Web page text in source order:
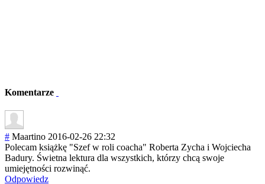
Komentarze
# Maartino 2016-02-26 22:32
Polecam książkę "Szef w roli coacha" Roberta Zycha i Wojciecha
Badury. Świetna lektura dla wszystkich, którzy chcą swoje
umiejętności rozwinąć.
Odpowiedz